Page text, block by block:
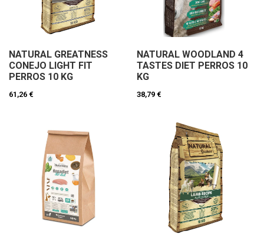
NATURAL GREATNESS
CONEJO LIGHT FIT
PERROS 10 KG
61,26 €
NATURAL WOODLAND 4
TASTES DIET PERROS 10
KG
38,79 €